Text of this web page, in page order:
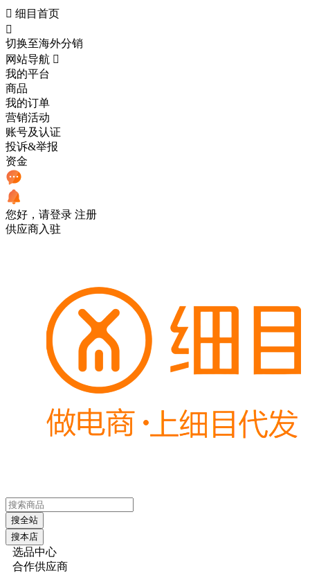
 细目首页

切换至海外分销
网站导航 
我的平台
商品
我的订单
营销活动
账号及认证
投诉&举报
资金
您好，请登录 注册
供应商入驻
搜全站
搜本店
选品中心
合作供应商